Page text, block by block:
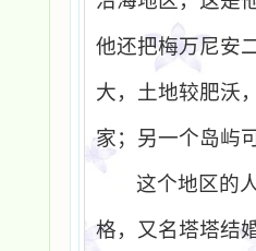
他还把梅万尼安
大，土地较肥沃
家；另一个岛屿
这个地区的
格，又名塔塔结